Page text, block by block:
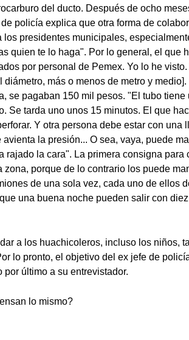
del ducto. Después de ocho
policía explica que otra forma de
presidentes municipales,
quien te lo haga". Por lo general, el que
por personal de Pemex. Yo lo he
más o menos de metro y
se pagaban 150 mil pesos. "El tubo tiene
Se tarda uno unos 15 minutos. El que
Y otra persona debe estar con una
la presión... O sea, vaya, puede
rajado la cara". La primera consigna para
porque de lo contrario los puede
de una sola vez, cada uno de ellos
una buena noche pueden salir con
a los huachicoleros, incluso los niños,
lo pronto, el objetivo del ex jefe de
último a su entrevistador.
lo mismo?